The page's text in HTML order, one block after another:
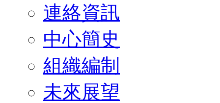
連絡資訊
中心簡史
組織編制
未來展望